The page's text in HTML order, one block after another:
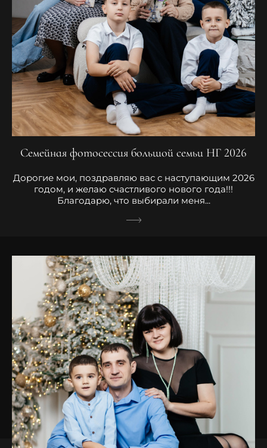
Семейная фотосессия большой семьи НГ 2026
Дорогие мои, поздравляю вас с наступающим 2026
годом, и желаю счастливого нового года!!!
Благодарю, что выбирали меня...